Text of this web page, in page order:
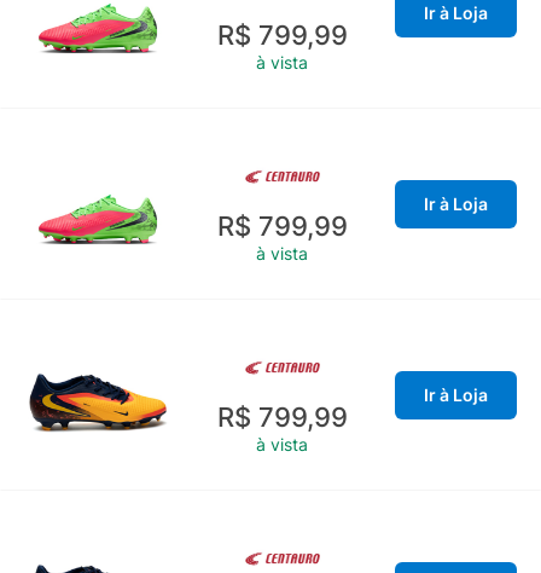
R$ 799,99
à vista
Ir à Loja
R$ 799,99
à vista
Ir à Loja
R$ 799,99
à vista
Ir à Loja